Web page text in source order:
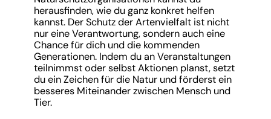
herausfinden, wie du ganz konkret helfen
kannst. Der Schutz der Artenvielfalt ist nicht
nur eine Verantwortung, sondern auch eine
Chance für dich und die kommenden
Generationen. Indem du an Veranstaltungen
teilnimmst oder selbst Aktionen planst, setzt
du ein Zeichen für die Natur und förderst ein
besseres Miteinander zwischen Mensch und
Tier.